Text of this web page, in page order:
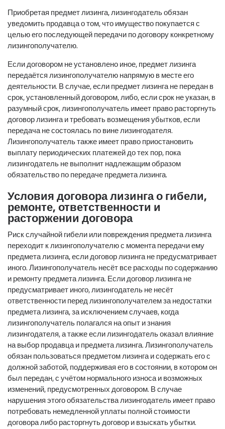
Приобретая предмет лизинга, лизингодатель обязан
уведомить продавца о том, что имущество покупается с
целью его последующей передачи по договору конкретному
лизингополучателю.
Если договором не установлено иное, предмет лизинга
передаётся лизингополучателю напрямую в месте его
деятельности. В случае, если предмет лизинга не передан в
срок, установленный договором, либо, если срок не указан, в
разумный срок, лизингополучатель имеет право расторгнуть
договор лизинга и требовать возмещения убытков, если
передача не состоялась по вине лизингодателя.
Лизингополучатель также имеет право приостановить
выплату периодических платежей до тех пор, пока
лизингодатель не выполнит надлежащим образом
обязательство по передаче предмета лизинга.
Условия договора лизинга о гибели,
ремонте, ответственности и
расторжении договора
Риск случайной гибели или повреждения предмета лизинга
переходит к лизингополучателю с момента передачи ему
предмета лизинга, если договор лизинга не предусматривает
иного. Лизингополучатель несёт все расходы по содержанию
и ремонту предмета лизинга. Если договор лизинга не
предусматривает иного, лизингодатель не несёт
ответственности перед лизингополучателем за недостатки
предмета лизинга, за исключением случаев, когда
лизингополучатель полагался на опыт и знания
лизингодателя, а также если лизингодатель оказал влияние
на выбор продавца и предмета лизинга. Лизингополучатель
обязан пользоваться предметом лизинга и содержать его с
должной заботой, поддерживая его в состоянии, в котором он
был передан, с учётом нормального износа и возможных
изменений, предусмотренных договором. В случае
нарушения этого обязательства лизингодатель имеет право
потребовать немедленной уплаты полной стоимости
договора либо расторгнуть договор и взыскать убытки.